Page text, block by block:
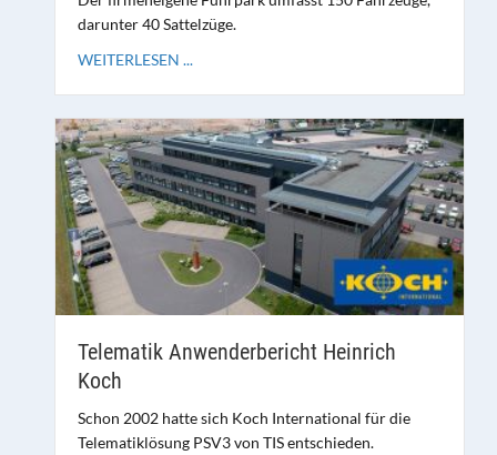
darunter 40 Sattelzüge.
WEITERLESEN ...
Telematik Anwenderbericht Heinrich
Koch
Schon 2002 hatte sich Koch International für die
Telematiklösung PSV3 von TIS entschieden.